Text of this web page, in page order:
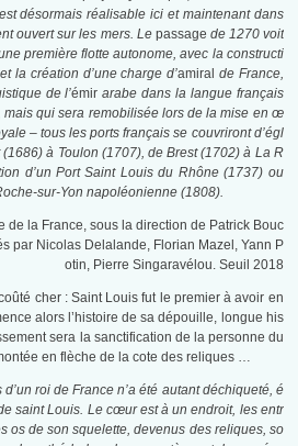
désormais réalisable ici et maintenant dans
ouvert sur les mers. Le passage de 1270 voit
première flotte autonome, avec la constructi
la création d’une charge d’amiral de France,
de l’émir arabe dans la langue français
mais qui sera remobilisée lors de la mise en œ
– tous les ports français se couvriront d’égl
à Toulon (1707), de Brest (1702) à La R
d’un Port Saint Louis du Rhône (1737) ou
sur-Yon napoléonienne (1808).
de la France, sous la direction de Patrick Bouc
par Nicolas Delalande, Florian Mazel, Yann P
otin, Pierre Singaravélou. Seuil 2018
cher : Saint Louis fut le premier à avoir en
alors l’histoire de sa dépouille, longue his
sera la sanctification de la personne du
en flèche de la cote des reliques …
roi de France n’a été autant déchiqueté, é
saint Louis. Le cœur est à un endroit, les entr
os de son squelette, devenus des reliques, so